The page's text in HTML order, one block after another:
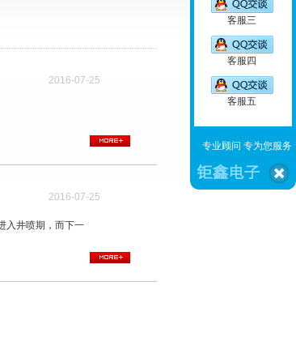
2016-07-25
2016-07-25
入井喷期，而下一
客服三
客服四
客服五
专业顾问 专为您服务